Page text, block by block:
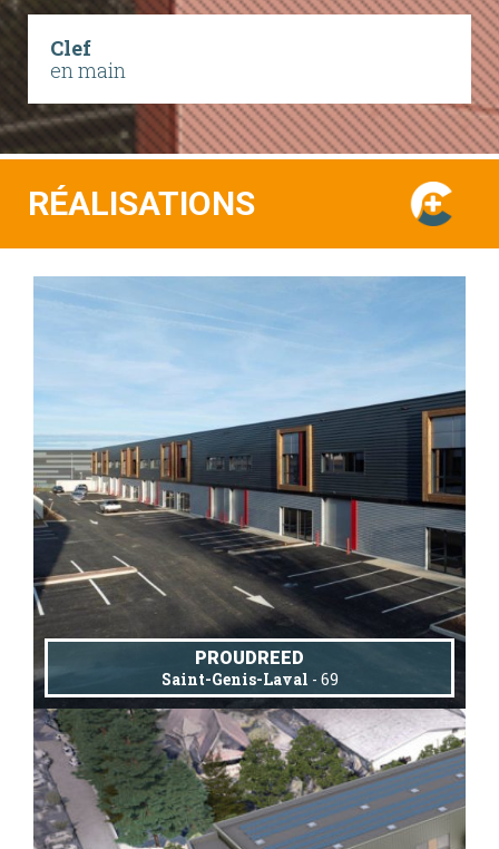
Clef
en main
RÉALISATIONS
PROUDREED
Saint-Genis-Laval - 69